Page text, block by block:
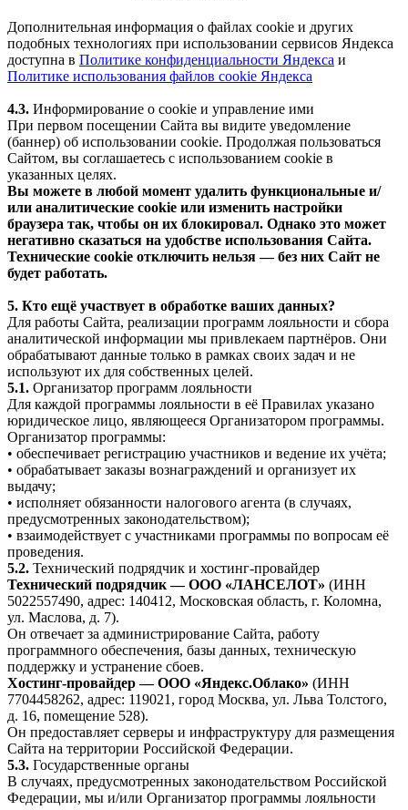
Дополнительная информация о файлах cookie и других
подобных технологиях при использовании сервисов Яндекса
доступна в Политике конфиденциальности Яндекса и
Политике использования файлов cookie Яндекса
4.3. Информирование о cookie и управление ими
При первом посещении Сайта вы видите уведомление
(баннер) об использовании cookie. Продолжая пользоваться
Сайтом, вы соглашаетесь с использованием cookie в
указанных целях.
Вы можете в любой момент удалить функциональные и/
или аналитические cookie или изменить настройки
браузера так, чтобы он их блокировал. Однако это может
негативно сказаться на удобстве использования Сайта.
Технические cookie отключить нельзя — без них Сайт не
будет работать.
5. Кто ещё участвует в обработке ваших данных?
Для работы Сайта, реализации программ лояльности и сбора
аналитической информации мы привлекаем партнёров. Они
обрабатывают данные только в рамках своих задач и не
используют их для собственных целей.
5.1. Организатор программ лояльности
Для каждой программы лояльности в её Правилах указано
юридическое лицо, являющееся Организатором программы.
Организатор программы:
• обеспечивает регистрацию участников и ведение их учёта;
• обрабатывает заказы вознаграждений и организует их
выдачу;
• исполняет обязанности налогового агента (в случаях,
предусмотренных законодательством);
• взаимодействует с участниками программы по вопросам её
проведения.
5.2. Технический подрядчик и хостинг-провайдер
Технический подрядчик — ООО «ЛАНСЕЛОТ» (ИНН
5022557490, адрес: 140412, Московская область, г. Коломна,
ул. Маслова, д. 7).
Он отвечает за администрирование Сайта, работу
программного обеспечения, базы данных, техническую
поддержку и устранение сбоев.
Хостинг-провайдер — ООО «Яндекс.Облако» (ИНН
7704458262, адрес: 119021, город Москва, ул. Льва Толстого,
д. 16, помещение 528).
Он предоставляет серверы и инфраструктуру для размещения
Сайта на территории Российской Федерации.
5.3. Государственные органы
В случаях, предусмотренных законодательством Российской
Федерации, мы и/или Организатор программы лояльности